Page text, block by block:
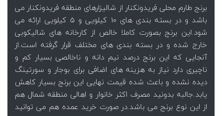
برنج طارم محلی فریدونکنار از شالیزارهای منطقه فریدونکنار می
باشد و در بسته بندی های 10 کیلویی و 5 کیلویی ارائه می
شود.این برنج بصورت کاملا خالص از کارخانه های شالیکوبی
خارج شده و در بسته بندی های مختلف قرار گرفته است.از
آنجایی که این برنج درصد نیم دانه و ناخالصی بسیار کم و
ناچیری دارد نیاز به هزینه های اضافی برای بوجار و سورتینگ
دیده نشده و باعث شده قیمت نهایی این برنج بسیار کاهش
یابد.جالبه بدونید مصرف اکثر خانوار و اهالی منطقه شمال هم
از این نوع برنج می باشد.در صورت خرید عمده هم می توانید